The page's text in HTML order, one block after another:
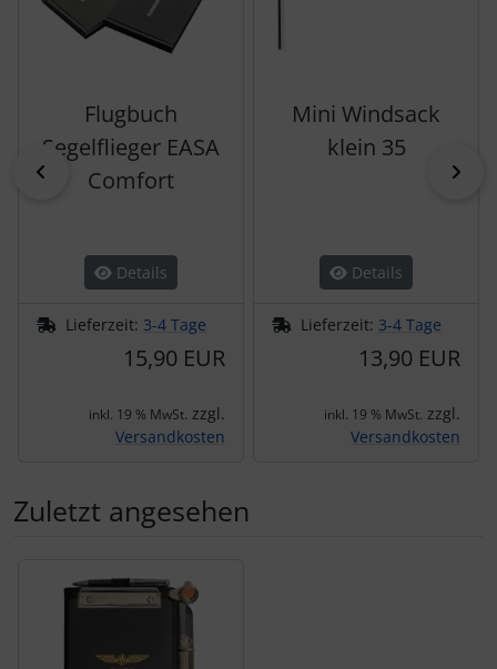
zurück
Flugbuch
Segelflieger EASA
Comfort
Details
Lieferzeit: 3-4 Tage
15,90 EUR
inkl. 19 % MwSt. zzgl.
Versandkosten
Mini Windsack
klein 35
Details
Lieferzeit: 3-4 Tage
13,90 EUR
inkl. 19 % MwSt. zzgl.
Versandkosten
Zuletzt angesehen